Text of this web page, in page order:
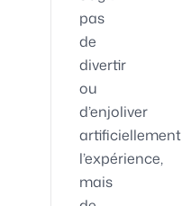
pas
de
divertir
ou
d’enjoliver
artificiellement
l’expérience,
mais